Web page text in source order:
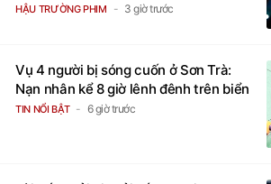
HẬU TRƯỜNG PHIM 3 giờ trước
Vụ 4 người bị sóng cuốn ở Sơn Trà:
Nạn nhân kể 8 giờ lênh đênh trên biển
TIN NỔI BẬT 6 giờ trước